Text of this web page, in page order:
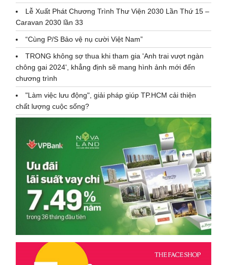
Lễ Xuất Phát Chương Trình Thư Viện 2030 Lần Thứ 15 –
Caravan 2030 lần 33
“Cùng P/S Bảo vệ nụ cười Việt Nam”
TRONG không sợ thua khi tham gia 'Anh trai vượt ngàn
chông gai 2024', khẳng định sẽ mang hình ảnh mới đến
chương trình
"Làm việc lưu động", giải pháp giúp TP.HCM cải thiện
chất lượng cuộc sống?